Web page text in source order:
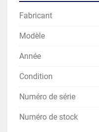
Fabricant
Modèle
Année
Condition
Numéro de série
Numéro de stock